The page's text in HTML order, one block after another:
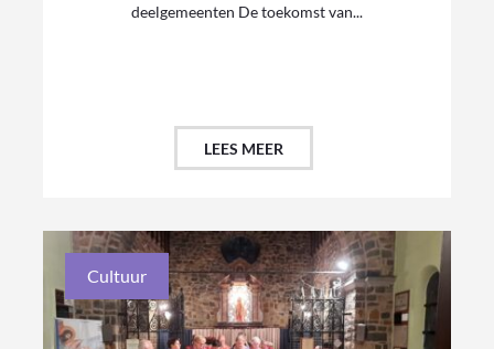
deelgemeenten De toekomst van...
LEES MEER
Cultuur